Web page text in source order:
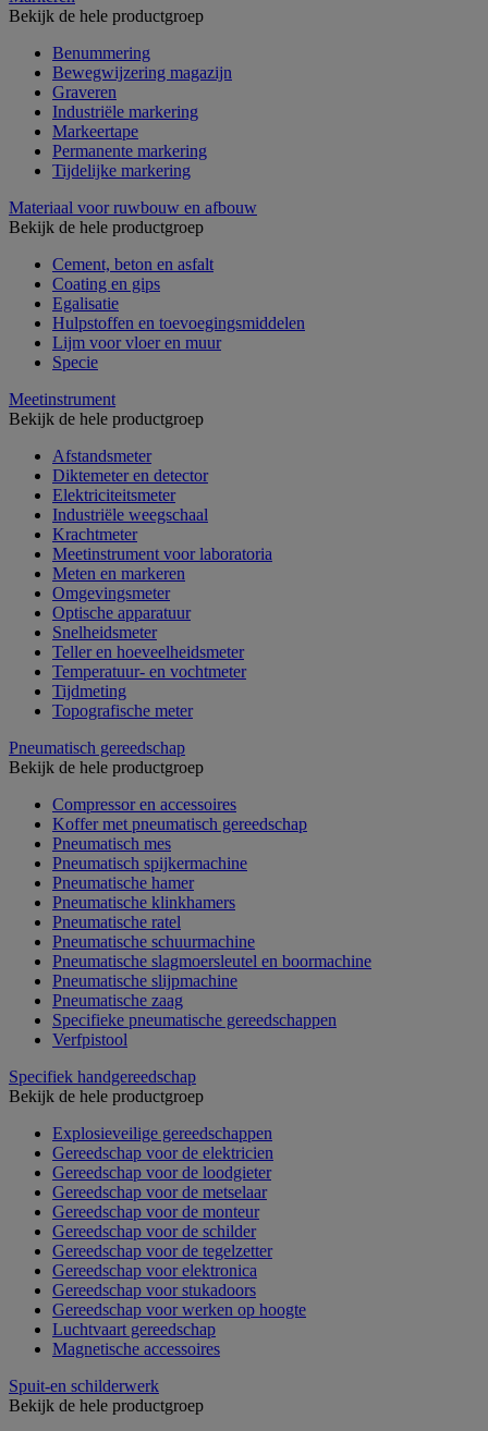
Bekijk de hele productgroep
Benummering
Bewegwijzering magazijn
Graveren
Industriële markering
Markeertape
Permanente markering
Tijdelijke markering
Materiaal voor ruwbouw en afbouw
Bekijk de hele productgroep
Cement, beton en asfalt
Coating en gips
Egalisatie
Hulpstoffen en toevoegingsmiddelen
Lijm voor vloer en muur
Specie
Meetinstrument
Bekijk de hele productgroep
Afstandsmeter
Diktemeter en detector
Elektriciteitsmeter
Industriële weegschaal
Krachtmeter
Meetinstrument voor laboratoria
Meten en markeren
Omgevingsmeter
Optische apparatuur
Snelheidsmeter
Teller en hoeveelheidsmeter
Temperatuur- en vochtmeter
Tijdmeting
Topografische meter
Pneumatisch gereedschap
Bekijk de hele productgroep
Compressor en accessoires
Koffer met pneumatisch gereedschap
Pneumatisch mes
Pneumatisch spijkermachine
Pneumatische hamer
Pneumatische klinkhamers
Pneumatische ratel
Pneumatische schuurmachine
Pneumatische slagmoersleutel en boormachine
Pneumatische slijpmachine
Pneumatische zaag
Specifieke pneumatische gereedschappen
Verfpistool
Specifiek handgereedschap
Bekijk de hele productgroep
Explosieveilige gereedschappen
Gereedschap voor de elektricien
Gereedschap voor de loodgieter
Gereedschap voor de metselaar
Gereedschap voor de monteur
Gereedschap voor de schilder
Gereedschap voor de tegelzetter
Gereedschap voor elektronica
Gereedschap voor stukadoors
Gereedschap voor werken op hoogte
Luchtvaart gereedschap
Magnetische accessoires
Spuit-en schilderwerk
Bekijk de hele productgroep